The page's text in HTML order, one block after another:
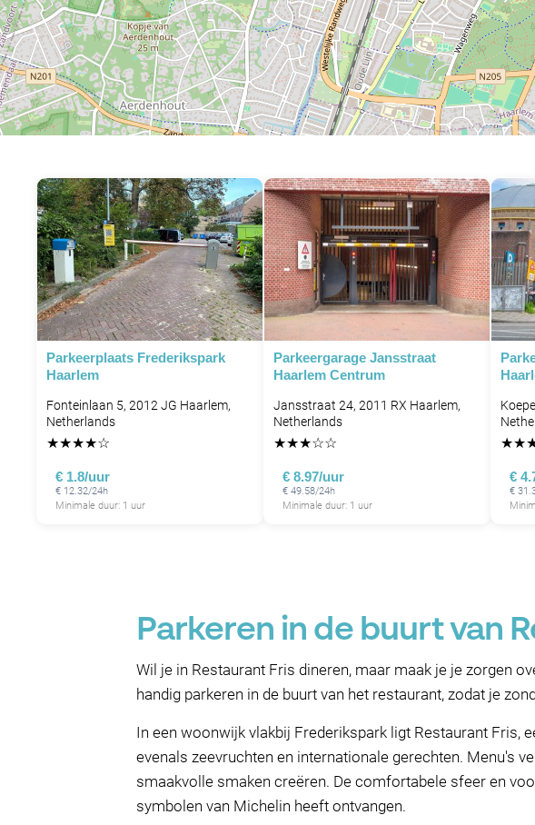
Parkeerplaats Frederikspark
Haarlem
Fonteinlaan 5, 2012 JG Haarlem,
Netherlands
★★★★☆
€ 1.8/uur
€ 12.32/24h
Minimale duur: 1 uur
Parkeergarage Jansstraat
Haarlem Centrum
Jansstraat 24, 2011 RX Haarlem,
Netherlands
★★★☆☆
€ 8.97/uur
€ 49.58/24h
Minimale duur: 1 uur
★★
€
€
Parkeren in de buurt van
Wil je in Restaurant Fris dineren, maar maak je je zorgen
handig parkeren in de buurt van het restaurant, zodat je
In een woonwijk vlakbij Frederikspark ligt Restaurant Fris,
evenals zeevruchten en internationale gerechten. Menu's
smaakvolle smaken creëren. De comfortabele sfeer en
symbolen van Michelin heeft ontvangen.